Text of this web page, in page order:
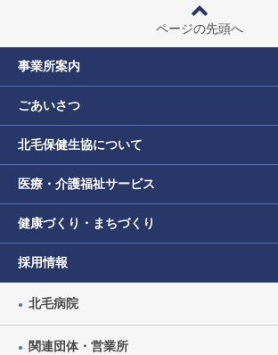
ページの先頭へ
事業所案内
ごあいさつ
北毛保健生協について
医療・介護福祉サービス
健康づくり・まちづくり
採用情報
北毛病院
関連団体・営業所